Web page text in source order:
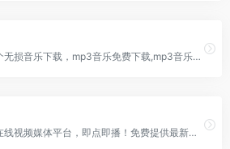
黑山音乐网是一个无损音乐下载，mp3音乐免费下载,mp3音乐免费音乐下载的网站,抖音热门音乐下载，为广大爱好音乐者提供免费音乐素材交流分享的平台。
泥视频全球华人在线视频媒体平台，即点即播！免费提供最新高清的电影,电视剧,综艺,动漫,台剧,日剧,泰剧等。